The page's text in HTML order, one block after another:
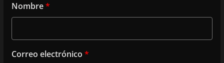
Nombre*
Correo electrónico *